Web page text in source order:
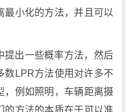
最小化的方法，并且可以
提出一些概率方法，然后
数LPR方法使用对许多不
，例如照明，车辆距离摄
的方法的本质在于可以准